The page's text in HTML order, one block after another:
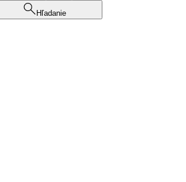
Hľadanie